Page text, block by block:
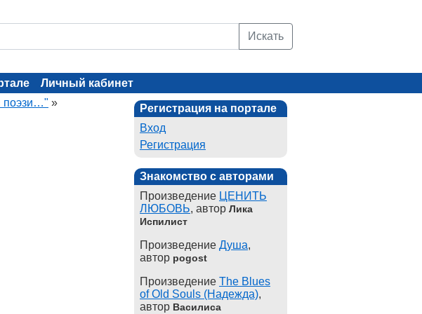
Искать
Личный кабинет
поэзи…" »
Регистрация на портале
Вход
Регистрация
Знакомство с авторами
Произведение ЦЕНИТЬ
ЛЮБОВЬ, автор Лика
Испилист
Произведение Душа,
автор pogost
Произведение The Blues
of Old Souls (Надежда),
автор Василиса